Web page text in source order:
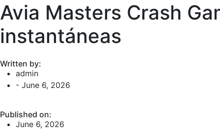
Avia Masters Crash
instantáneas
Written by:
admin
- June 6, 2026
Published on:
June 6, 2026